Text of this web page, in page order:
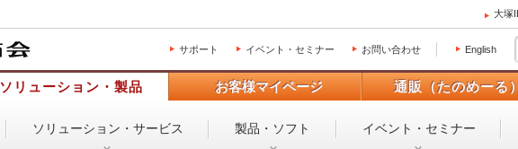
大塚
サポート イベント・セミナー お問い合わせ English
ソリューション・製品 お客様マイページ 通販（たのめーる
ソリューション・ サービス 製品・ソフト イベント・ セミナー